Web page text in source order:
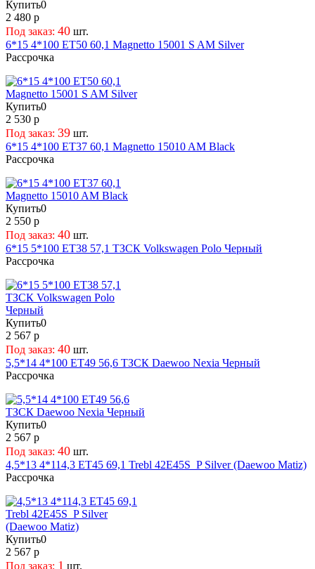
180
19
2
20
21
22
23
24
25
26
28
29
30
31
31,5
33
34
34,5
35
36
37
37,5
38
38,5
39
39,5
40
40,5
41
41,5
42
42,5
43
64,1
65,1
66
66,1
66,45
66,46
66,5
66,56
66,6
67,1
69
69,1
70,1
70,2
70,6
71,1
71,5
71,6
72
72,56
72,6
73,1
74,1
74,5
75
75,1
76
77,8
77,9
78,1
78,5
79
84
84,1
Trebl
Venti
X-Race
Yamato
YST
ZEPP
КиК
Скад
ТЗСК
Купить0
2 480 р
Под заказ: 40 шт.
6*15 4*100 ET50 60,1 Magnetto 15001 S AM Silver
Рассрочка
Купить0
2 530 р
Под заказ: 39 шт.
6*15 4*100 ET37 60,1 Magnetto 15010 AM Black
Рассрочка
Купить0
2 550 р
Под заказ: 40 шт.
6*15 5*100 ET38 57,1 ТЗСК Volkswagen Polo Черный
Рассрочка
Купить0
2 567 р
Под заказ: 40 шт.
5,5*14 4*100 ET49 56,6 ТЗСК Daewoo Nexia Черный
Рассрочка
Купить0
2 567 р
Под заказ: 40 шт.
4,5*13 4*114,3 ET45 69,1 Trebl 42E45S_P Silver (Daewoo Matiz)
Рассрочка
Купить0
2 567 р
Под заказ: 1 шт.